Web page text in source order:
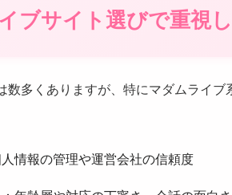
ブサイト選びで重視
数多くありますが、特にマダムライ
人情報の管理や運営会社の信頼度